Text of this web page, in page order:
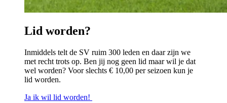
Lid worden?
Inmiddels telt de SV ruim 300 leden en daar zijn we
met recht trots op. Ben jij nog geen lid maar wil je dat
wel worden? Voor slechts € 10,00 per seizoen kun je
lid worden.
Ja ik wil lid worden!